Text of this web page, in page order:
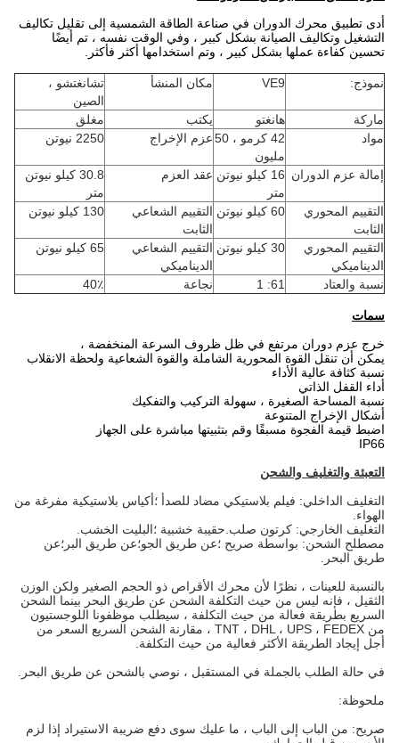
أدى تطبيق محرك الدوران في صناعة الطاقة الشمسية إلى تقليل تكاليف
التشغيل وتكاليف الصيانة بشكل كبير ، وفي الوقت نفسه ، تم أيضًا
تحسين كفاءة عملها بشكل كبير ، وتم استخدامها أكثر فأكثر.
نموذج: VE9 مكان المنشأ
تشانغتشو ،
الصين
ماركة
هانغتو يكتب
مغلق
مواد
42 كرمو ، 50
مليون
عزم الإخراج 2250 نيوتن
إمالة عزم الدوران
16 كيلو نيوتن
متر
عقد العزم
30.8 كيلو نيوتن
متر
التقييم المحوري
الثابت
60 كيلو نيوتن
التقييم الشعاعي
الثابت
130 كيلو نيوتن
التقييم المحوري
الديناميكي
30 كيلو نيوتن
التقييم الشعاعي
الديناميكي
65 كيلو نيوتن
نسبة والعتاد 61: 1 نجاعة 40٪
سمات
خرج عزم دوران مرتفع في ظل ظروف السرعة المنخفضة ،
يمكن أن تنقل القوة المحورية الشاملة والقوة الشعاعية ولحظة الانقلاب
نسبة كثافة عالية الأداء
أداء القفل الذاتي
نسبة المساحة الصغيرة ، سهولة التركيب والتفكيك
أشكال الإخراج المتنوعة
اضبط قيمة الفجوة مسبقًا وقم بتثبيتها مباشرة على الجهاز
IP66
التعبئة والتغليف والشحن
التغليف الداخلي: فيلم بلاستيكي مضاد للصدأ ؛أكياس بلاستيكية مفرغة من
الهواء.
التغليف الخارجي: كرتون صلب.حقيبة خشبية ؛البليت الخشب.
مصطلح الشحن: بواسطة صريح ؛عن طريق الجو؛عن طريق البر؛عن
طريق البحر.
بالنسبة للعينات ، نظرًا لأن محرك الأقراص ذو الحجم الصغير ولكن الوزن
الثقيل ، فإنه ليس من حيث التكلفة الشحن عن طريق البحر بينما الشحن
السريع بطريقة فعالة من حيث التكلفة ، سيطلب موظفونا اللوجستيون
من TNT ، DHL ، UPS ، FEDEX ، مقارنة الشحن السريع السعر من
أجل إيجاد الطريقة الأكثر فعالية من حيث التكلفة.
في حالة الطلب بالجملة في المستقبل ، نوصي بالشحن عن طريق البحر.
ملحوظة:
صريح: من الباب إلى الباب ، ما عليك سوى دفع ضريبة الاستيراد إذا لزم